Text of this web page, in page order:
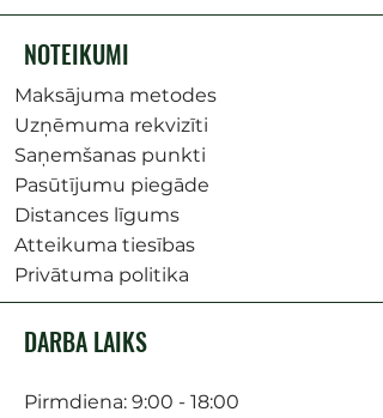
NOTEIKUMI
Maksājuma metodes
Uzņēmuma rekvizīti
Saņemšanas punkti
Pasūtījumu piegāde
Distances līgums
Atteikuma tiesības
Privātuma politika
DARBA LAIKS
Pirmdiena: 9:00 - 18:00